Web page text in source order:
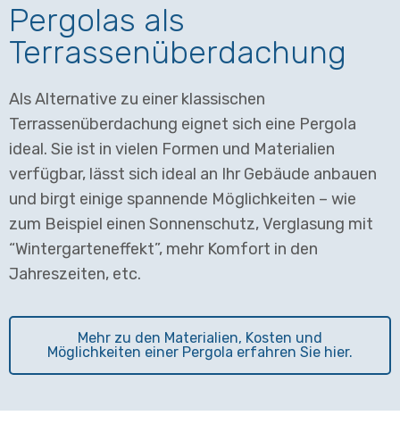
Pergolas als
Terrassenüberdachung
Als Alternative zu einer klassischen
Terrassenüberdachung eignet sich eine Pergola
ideal. Sie ist in vielen Formen und Materialien
verfügbar, lässt sich ideal an Ihr Gebäude anbauen
und birgt einige spannende Möglichkeiten – wie
zum Beispiel einen Sonnenschutz, Verglasung mit
“Wintergarteneffekt”, mehr Komfort in den
Jahreszeiten, etc.
Mehr zu den Materialien, Kosten und
Möglichkeiten einer Pergola erfahren Sie hier.